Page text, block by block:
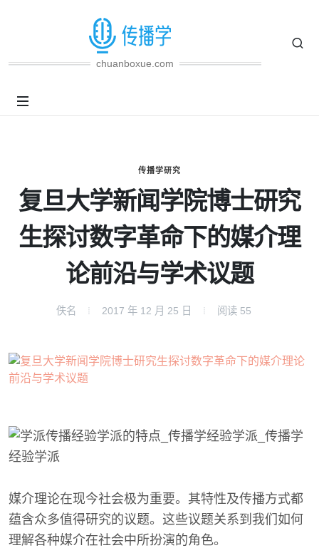
chuanboxue.com
传播学研究
复旦大学新闻学院博士研究
生探讨数字革命下的媒介理
论前沿与学术议题
佚名 2017 年 12 月 25 日 阅读 55
媒介理论在现今社会极为重要。其特性及传播方式都
蕴含众多值得研究的议题。这些议题关系到我们如何
理解各种媒介在社会中所扮演的角色。